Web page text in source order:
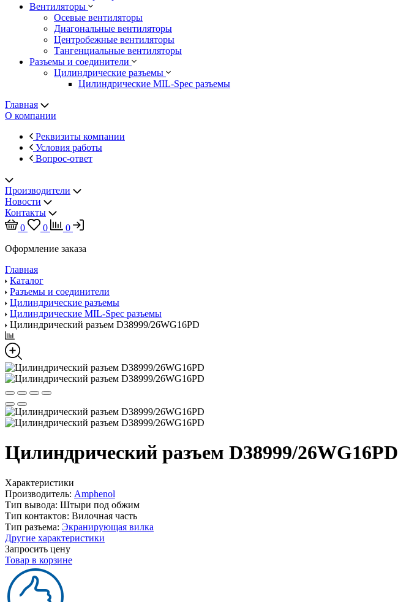
Вентиляторы
Осевые вентиляторы
Диагональные вентиляторы
Центробежные вентиляторы
Тангенциальные вентиляторы
Разъемы и соединители
Цилиндрические разъемы
Цилиндрические MIL-Spec разъемы
Главная
О компании
Реквизиты компании
Условия работы
Вопрос-ответ
Производители
Новости
Контакты
0
0
0
Оформление заказа
Главная
Каталог
Разъемы и соединители
Цилиндрические разъемы
Цилиндрические MIL-Spec разъемы
Цилиндрический разъем D38999/26WG16PD
Цилиндрический разъем D38999/26WG16PD
Характеристики
Производитель: Amphenol
Тип вывода: Штыри под обжим
Тип контактов: Вилочная часть
Тип разъема: Экранирующая вилка
Другие характеристики
Запросить цену
Товар в корзине